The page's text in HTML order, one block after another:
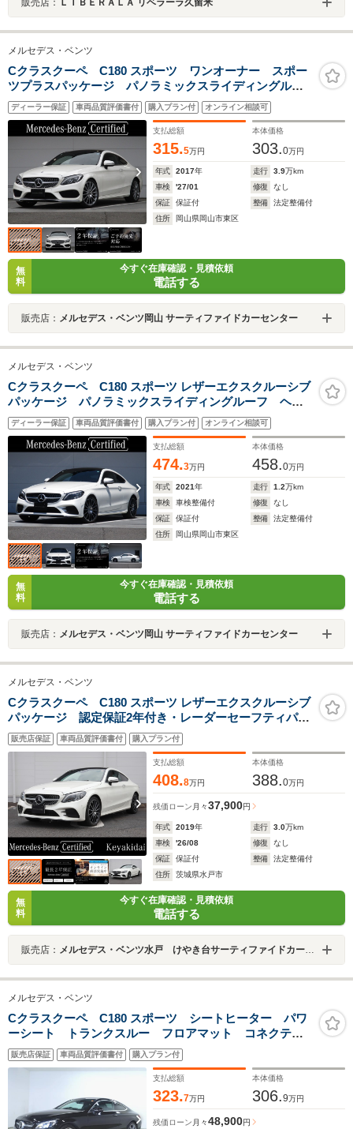
販売店： ＬＩＢＥＲＡＬＡ リベラーラ久留米
メルセデス・ベンツ
Cクラスクーペ C180 スポーツ ワンオーナー スポー
ツプラスパッケージ パノラミックスライディングルー
フ レーダーセーフティーパッケージ meコネクト 革
色クランベリーレッド レザーシート パワーシート
シートヒーター
ディーラー保証 車両品質評価書付 購入プラン付 オンライン相談可
支払総額
315.5万円
本体価格
303.0万円
年式 2017年 走行 3.9万km
車検
'27/01 修復
なし
保証
保証付 整備
法定整備付
住所
岡山県岡山市東区
無
料
今すぐ在庫確認・見積依頼
電話する
販売店： メルセデス・ベンツ岡山 サーティファイドカーセンター
メルセデス・ベンツ
Cクラスクーペ C180 スポーツ レザーエクスクルーシブ
パッケージ パノラミックスライディングルーフ ヘッ
ドアップディスプレイ レーダーセーフティーパッケー
ジ meコネクト エアサスペンション パワーシート
シートヒーター バックカメラ ETC2.0
ディーラー保証 車両品質評価書付 購入プラン付 オンライン相談可
支払総額
474.3万円
本体価格
458.0万円
年式 2021年 走行 1.2万km
車検
車検整備付 修復
なし
保証
保証付 整備
法定整備付
住所
岡山県岡山市東区
無
料
今すぐ在庫確認・見積依頼
電話する
販売店： メルセデス・ベンツ岡山 サーティファイドカーセンター
メルセデス・ベンツ
Cクラスクーペ C180 スポーツ レザーエクスクルーシブ
パッケージ 認定保証2年付き・レーダーセーフティパッ
ケージ・パノラミックスライディングルーフ・ヘッドア
ップディスプレイ・レザーエクスクルーシブパッケージ
販売店保証 車両品質評価書付 購入プラン付
支払総額
408.8万円
本体価格
388.0万円
残価ローン 月々37,900円
年式 2019年 走行 3.0万km
車検
'26/08 修復
なし
保証
保証付 整備
法定整備付
住所
茨城県水戸市
無
料
今すぐ在庫確認・見積依頼
電話する
販売店： メルセデス・ベンツ水戸 けやき台サーティファイドカーセンター
メルセデス・ベンツ
Cクラスクーペ C180 スポーツ シートヒーター パワ
ーシート トランクスルー フロアマット コネクテッ
ド機能 ナビ CD ミュージックサーバー 音楽プレー
ヤー接続 Bluetooth接続 TV DVD再生 ETC LED
販売店保証 車両品質評価書付 購入プラン付
支払総額
323.7万円
本体価格
306.9万円
残価ローン 月々48,900円